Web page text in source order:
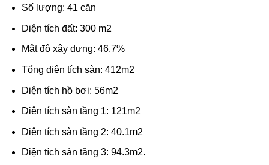
Số lượng: 41 căn
Diện tích đất: 300 m2
Mật độ xây dựng: 46.7%
Tổng diện tích sàn: 412m2
Diện tích hồ bơi: 56m2
Diện tích sàn tầng 1: 121m2
Diện tích sàn tầng 2: 40.1m2
Diện tích sàn tầng 3: 94.3m2.